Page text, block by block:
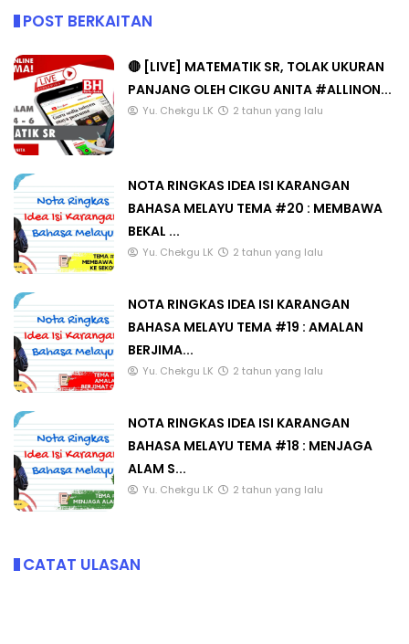
POST BERKAITAN
🔴 [LIVE] MATEMATIK SR, TOLAK UKURAN
PANJANG OLEH CIKGU ANITA #ALLINON...
Yu. Chekgu LK 2 tahun yang lalu
NOTA RINGKAS IDEA ISI KARANGAN
BAHASA MELAYU TEMA #20 : MEMBAWA
BEKAL ...
Yu. Chekgu LK 2 tahun yang lalu
NOTA RINGKAS IDEA ISI KARANGAN
BAHASA MELAYU TEMA #19 : AMALAN
BERJIMA...
Yu. Chekgu LK 2 tahun yang lalu
NOTA RINGKAS IDEA ISI KARANGAN
BAHASA MELAYU TEMA #18 : MENJAGA
ALAM S...
Yu. Chekgu LK 2 tahun yang lalu
CATAT ULASAN